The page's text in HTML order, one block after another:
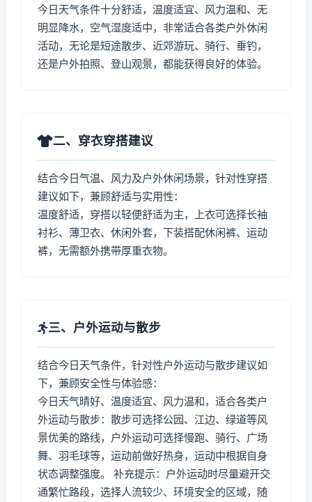
今日天气条件十分舒适，温度适宜、风力温和、无
明显降水，空气湿度适中，非常适合各类户外休闲
活动，无论是短途散步、近郊游玩、骑行、垂钓，
还是户外拍照、登山观景，都能获得良好的体验。
二、穿衣穿搭建议
结合今日气温、风力及户外休闲场景，针对性穿搭
建议如下，兼顾舒适与实用性：
温度舒适，穿搭以轻便舒适为主，上衣可选择长袖
衬衫、薄卫衣、休闲外套，下装搭配休闲裤、运动
裤，无需额外携带厚重衣物。
三、户外运动与散步
结合今日天气条件，针对性户外运动与散步建议如
下，兼顾安全性与体验感：
今日天气晴好、温度适宜、风力温和，适合各类户
外运动与散步：散步可选择公园、江边、绿道等风
景优美的路线，户外运动可选择慢跑、骑行、广场
舞、羽毛球等，运动前做好热身，运动中根据自身
状态调整强度。 补充提示：户外运动时尽量避开交
通繁忙路段，选择人流较少、环境安全的区域，随